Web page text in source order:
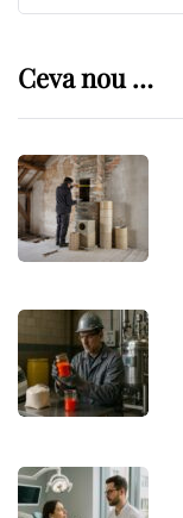
Ceva nou …